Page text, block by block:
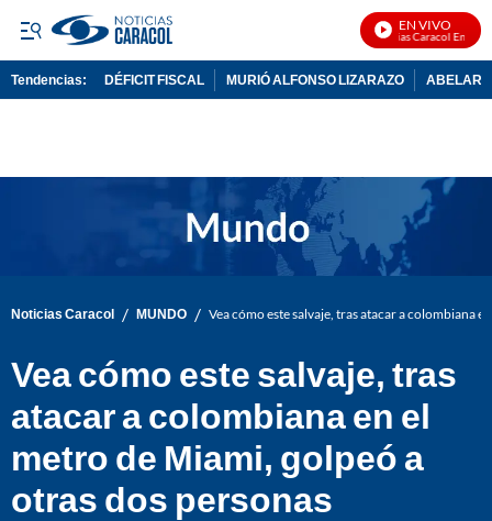
EN VIVO
Noticias Caracol En Vivo
Tendencias: DÉFICIT FISCAL MURIÓ ALFONSO LIZARAZO
Noticias Caracol / MUNDO / Vea cómo este salvaje, tras atacar a colombiana
Vea cómo este salvaje, tras
atacar a colombiana en el
metro de Miami, golpeó a
otras dos personas